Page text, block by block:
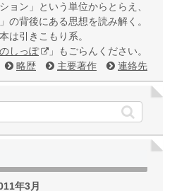
ョン」という単位からとらえ、
の背後にある思想を読み解く。
は引きこもり系。
しっぽ
」もごらんください。
略歴
主要著作 連絡先
年3月